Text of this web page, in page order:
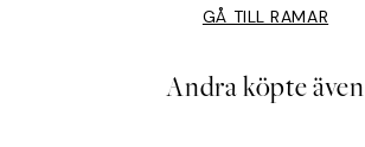
GÅ TILL RAMAR
Andra köpte även